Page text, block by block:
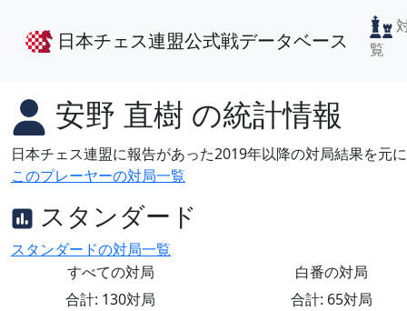
日本チェス連盟公式戦データベース
覧
安野 直樹 の統計情報
日本チェス連盟に報告があった2019年以降の対局結果を元
このプレーヤーの対局一覧
スタンダード
スタンダードの対局一覧
すべての対局
合計: 130対局
白番の対局
合計: 65対局